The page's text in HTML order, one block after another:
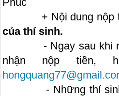
+ Nội dung nộp
của thí sinh.
- Ngay sau khi nộp
nhận nộp tiền,
- Những thí sinh đã